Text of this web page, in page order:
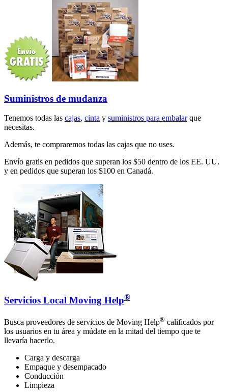
Suministros de mudanza
Tenemos todas las cajas, cinta y suministros para embalarque
necesitas.
Además, te compraremos todas las cajas que no uses.
Envío gratis en pedidos que superan los $50 dentro de los EE. UU.
y en pedidos que superan los $100 en Canadá.
Servicios Local Moving Help®
Busca proveedores de servicios de Moving Help® calificados por
los usuarios en tu área y múdate en la mitad del tiempo que te
llevaría hacerlo.
Carga y descarga
Empaque y desempacado
Conducción
Limpieza